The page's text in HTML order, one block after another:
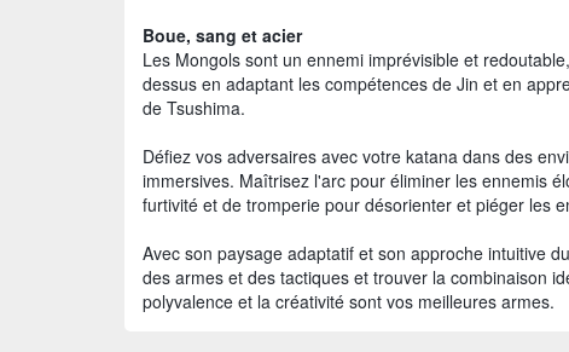
Boue, sang et acier
Les Mongols sont un ennemi imprévisible et
dessus en adaptant les compétences de Jin et en
de Tsushima.
Défiez vos adversaires avec votre katana dans des
immersives. Maîtrisez l'arc pour éliminer les ennemis
furtivité et de tromperie pour désorienter et piéger les
Avec son paysage adaptatif et son approche intuitive
des armes et des tactiques et trouver la combinaison
polyvalence et la créativité sont vos meilleures armes.